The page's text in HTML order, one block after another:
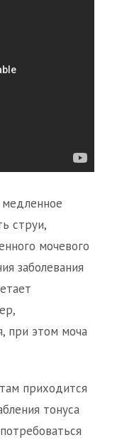
струи,
мочевого
заболевания
при этом моча
приходится
тонуса